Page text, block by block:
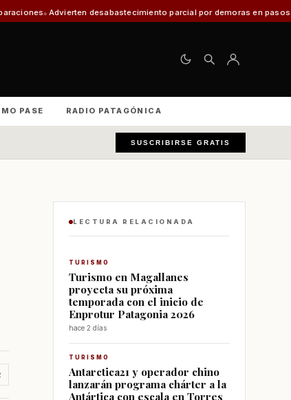
desabastecimiento parcial por demoras en pasos fronterizos y
PASE RADIO PATAGÓNICA
SUSCRIBIRSE GRATIS
LECTURA RELACIONADA
TURISMO
Turismo en Magallanes
proyecta su próxima
temporada con el inicio de
Enprotur Patagonia 2026
hace 2 días
TURISMO
Antarctica21 y operador chino
lanzarán programa chárter a la
Antártica con escala en Torres